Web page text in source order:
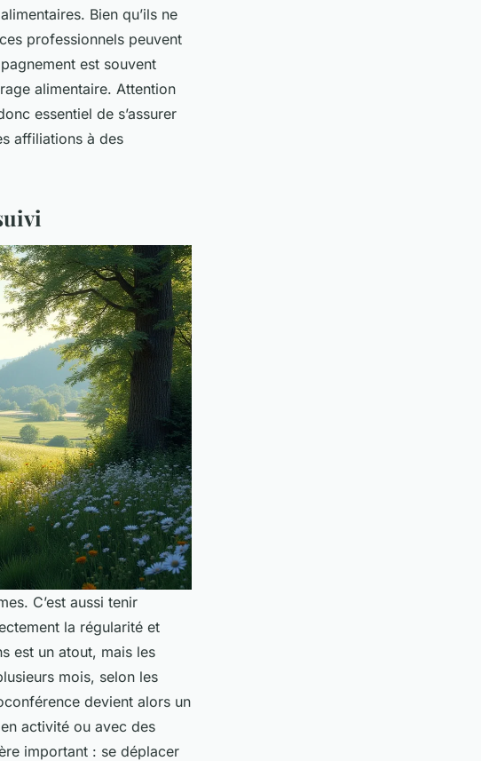
Bien qu’ils ne
professionnels peuvent
est souvent
alimentaire. Attention
essentiel de s’assurer
affiliations à des
C’est aussi tenir
la régularité et
est un atout, mais les
mois, selon les
devient alors un
activité ou avec des
important : se déplacer